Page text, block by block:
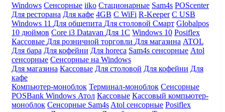
Windows Сенсорные iiko Стационарные Sam4s POScenter
Для ресторана Для кафе 4GB С WiFi R-Keeper С USB
Windows 11 Для общепита Для столовой Смарт Globalpos
10 дюймов Core i3 Datavan Для 1С Windows 10 Posiflex
Кассовые Для розничной торговли Для магазина ATOL
Для бара Для кофейни Для horeca Sam4s сенсорные Atol
сенсорные Сенсорные на Windows
Для магазина Кассовые Для столовой Для кофейни Для
кафе
Компьютер-моноблок Терминал-моноблок Сенсорные
POSBank Windows Атол Кассовые Кассовый компьютер-
моноблок Сенсорные Sam4s Atol сенсорные Posiflex